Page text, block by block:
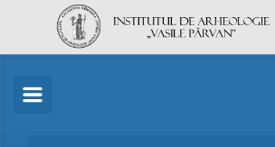
Skip to main content